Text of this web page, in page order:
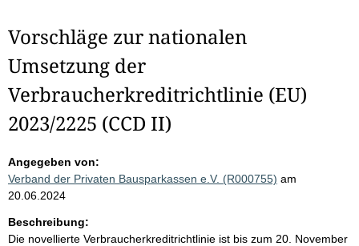
Vorschläge zur nationalen
Umsetzung der
Verbraucherkreditrichtlinie (EU)
2023/2225 (CCD II)
Angegeben von:
Verband der Privaten Bausparkassen e.V. (R000755) am
20.06.2024
Beschreibung:
Die novellierte Verbraucherkreditrichtlinie ist bis zum 20. November